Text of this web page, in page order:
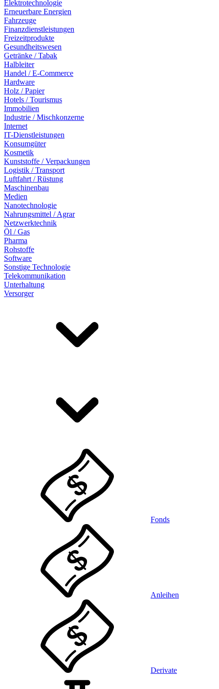
Elektrotechnologie
Erneuerbare Energien
Fahrzeuge
Finanzdienstleistungen
Freizeitprodukte
Gesundheitswesen
Getränke / Tabak
Halbleiter
Handel / E-Commerce
Hardware
Holz / Papier
Hotels / Tourismus
Immobilien
Industrie / Mischkonzerne
Internet
IT-Dienstleistungen
Konsumgüter
Kosmetik
Kunststoffe / Verpackungen
Logistik / Transport
Luftfahrt / Rüstung
Maschinenbau
Medien
Nanotechnologie
Nahrungsmittel / Agrar
Netzwerktechnik
Öl / Gas
Pharma
Rohstoffe
Software
Sonstige Technologie
Telekommunikation
Unterhaltung
Versorger
Fonds
Anleihen
Derivate